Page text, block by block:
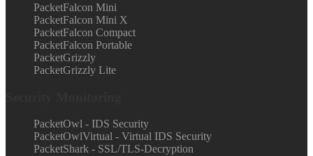
PacketFalcon Mini
PacketFalcon Mini X
PacketFalcon Compact
PacketFalcon Portable
PacketGrizzly
PacketGrizzly Lite
PacketOwl - IDS Security
PacketOwlVirtual - Virtual IDS Security
PacketShark - SSL/TLS-Decryption